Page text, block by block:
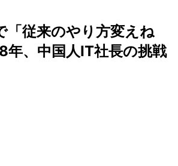
「従来のやり方変えね
、中国人IT社長の挑戦